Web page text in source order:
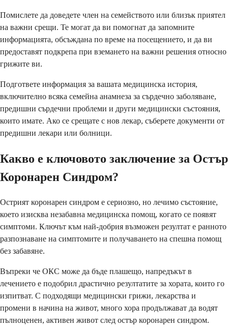
Помислете да доведете член на семейството или близък приятел
на важни срещи. Те могат да ви помогнат да запомните
информацията, обсъждана по време на посещението, и да ви
предоставят подкрепа при вземането на важни решения относно
грижите ви.
Подгответе информация за вашата медицинска история,
включително всяка семейна анамнеза за сърдечно заболяване,
предишни сърдечни проблеми и други медицински състояния,
които имате. Ако се срещате с нов лекар, съберете документи от
предишни лекари или болници.
Какво е ключовото заключение за Остър
Коронарен Синдром?
Острият коронарен синдром е сериозно, но лечимо състояние,
което изисква незабавна медицинска помощ, когато се появят
симптоми. Ключът към най-добрия възможен резултат е ранното
разпознаване на симптомите и получаването на спешна помощ
без забавяне.
Въпреки че ОКС може да бъде плашещо, напредъкът в
лечението е подобрил драстично резултатите за хората, които го
изпитват. С подходящи медицински грижи, лекарства и
промени в начина на живот, много хора продължават да водят
пълноценен, активен живот след остър коронарен синдром.